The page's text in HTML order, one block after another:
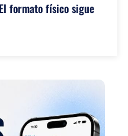
formato físico sigue